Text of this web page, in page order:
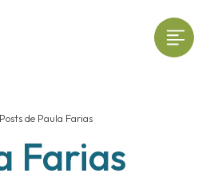
Posts de Paula Farias
Farias